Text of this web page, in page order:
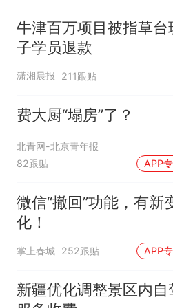
牛津百万项目被指草台
子学员退款
潇湘晨报 211跟贴
费大厨“塌房”了？
北青网-北京青年报
82跟贴
APP
微信“撤回”功能，有新
化！
掌上春城 252跟贴 APP
新疆优化调整景区内自